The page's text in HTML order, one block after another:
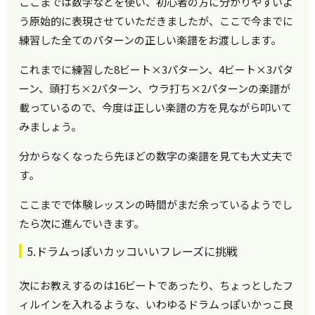
う原始的に表現させていただきましたが、ここで今までに
練習した全てのパターンの正しい楽譜をお渡しします。
これまでに練習した8ビート×3パターン、4ビート×3パタ
ーン、頭打ち×2パターン、ウラ打ち×2パターンの楽譜が
載っているので、今度は正しい楽譜の方を見ながら叩いて
みましょう。
分からなくなったら先ほどの数字の楽譜を見ても大丈夫で
す。
ここまでで体験レッスンの時間がまだ余っているようでし
たら次に進んでいきます。
5.ドラムっぽいカッコいいフレーズに挑戦
次にお教えするのは16ビートであったり、ちょっとしたフ
ィルインを入れるような、いわゆるドラムっぽいかっこ良